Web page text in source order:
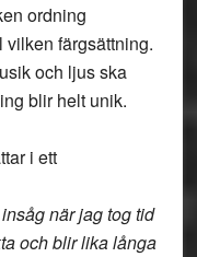
ordning
färgsättning.
och ljus ska
blir helt unik.
i ett
när jag tog tid
och blir lika långa